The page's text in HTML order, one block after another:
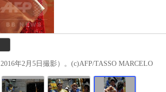
年2月5日撮影）。(c)AFP/TASSO MARCELO